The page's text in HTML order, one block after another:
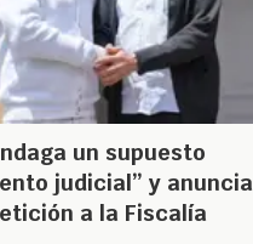
un supuesto
judicial” y anuncia
a la Fiscalía